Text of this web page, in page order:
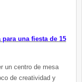
una fiesta de 15
un centro de mesa
de creatividad y